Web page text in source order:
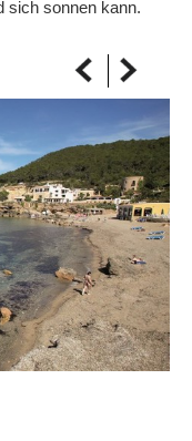
sich sonnen kann.